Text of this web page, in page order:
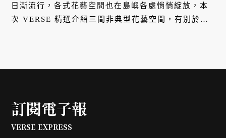
日漸流行，各式花藝空間也在島嶼各處悄悄綻放，本
次 VERSE 精選介紹三間非典型花藝空間，有別於單
訂閱電子報
VERSE EXPRESS